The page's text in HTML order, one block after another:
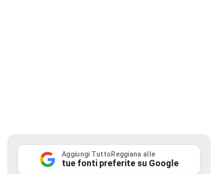
Aggiungi TuttoReggiana alle
tue fonti preferite su Google